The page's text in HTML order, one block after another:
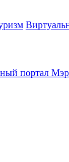
портал